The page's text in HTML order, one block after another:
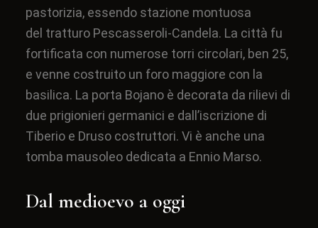
pastorizia, essendo stazione montuosa
del tratturo Pescasseroli-Candela. La città fu
fortificata con numerose torri circolari, ben 25,
e venne costruito un foro maggiore con la
basilica. La porta Bojano è decorata da rilievi di
due prigionieri germanici e dall’iscrizione di
Tiberio e Druso costruttori. Vi è anche una
tomba mausoleo dedicata a Ennio Marso.
Dal medioevo a oggi